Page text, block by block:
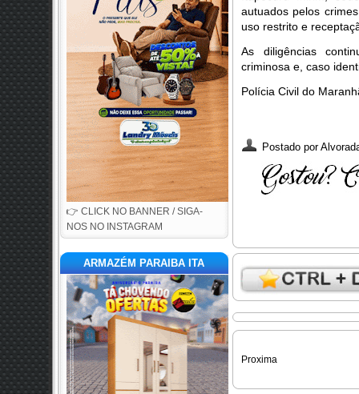
👉 CLICK NO BANNER / SIGA-
NOS NO INSTAGRAM
ARMAZÉM PARAIBA ITA
autuados pelos
uso restrito e
As diligências
criminosa e, caso
Polícia Civil do
Postado por
Proxima